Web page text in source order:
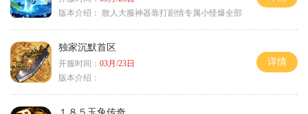
版本介绍： 散人大服神器靠打剧情专属小怪爆全部
独家沉默首区
开服时间： 03月/23日
版本介绍：
详情